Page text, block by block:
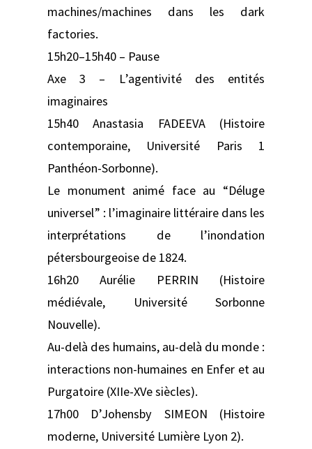
machines/machines dans les dark
factories.
15h20–15h40 – Pause
Axe 3 – L’agentivité des entités
imaginaires
15h40 Anastasia FADEEVA (Histoire
contemporaine, Université Paris 1
Panthéon-Sorbonne).
Le monument animé face au “Déluge
universel” : l’imaginaire littéraire dans les
interprétations de l’inondation
pétersbourgeoise de 1824.
16h20 Aurélie PERRIN (Histoire
médiévale, Université Sorbonne
Nouvelle).
Au-delà des humains, au-delà du monde :
interactions non-humaines en Enfer et au
Purgatoire (XIIe-XVe siècles).
17h00 D’Johensby SIMEON (Histoire
moderne, Université Lumière Lyon 2).